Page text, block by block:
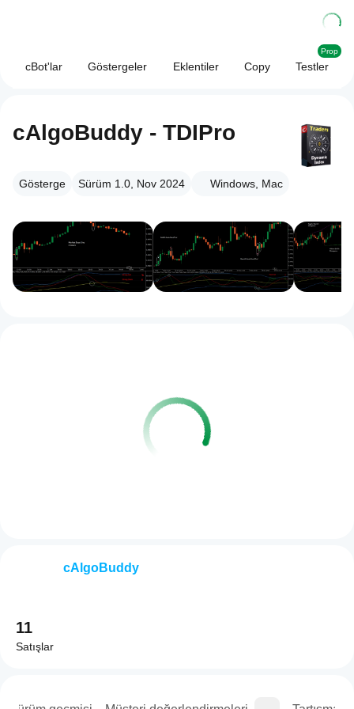
cBot'lar Göstergeler Eklentiler Copy Testler
Prop
cAlgoBuddy - TDIPro
Gösterge Sürüm 1.0, Nov 2024 Windows, Mac
cAlgoBuddy
11
Satışlar